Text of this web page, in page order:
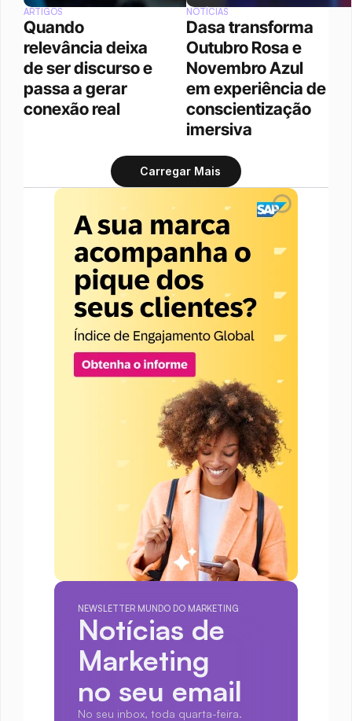
ARTIGOS
Quando
relevância deixa
de ser discurso e
passa a gerar
conexão real
NOTÍCIAS
Dasa transforma
Outubro Rosa e
Novembro Azul
em experiência de
conscientização
imersiva
Carregar Mais
NEWSLETTER MUNDO DO MARKETING
Notícias de
Marketing
no seu email
No seu inbox, toda quarta-feira.